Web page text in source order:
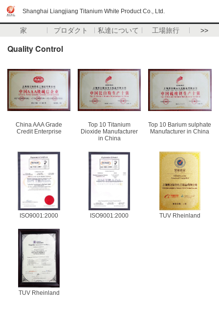
Shanghai Liangjiang Titanium White Product Co., Ltd.
家 プロダクト 私達について 工場旅行 >>
Quality Control
China AAA Grade
Credit Enterprise
Top 10 Titanium
Dioxide Manufacturer
in China
Top 10 Barium sulphate
Manufacturer in China
ISO9001:2000 ISO9001:2000 TUV Rheinland
TUV Rheinland